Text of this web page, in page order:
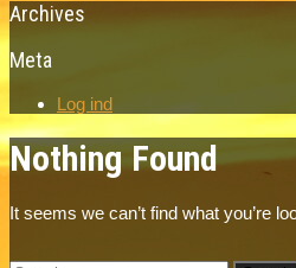
Archives
Meta
Log ind
Nothing Found
It seems we can’t find what you’re